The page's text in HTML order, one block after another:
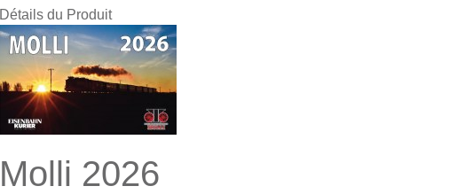
Détails du Produit
Molli 2026